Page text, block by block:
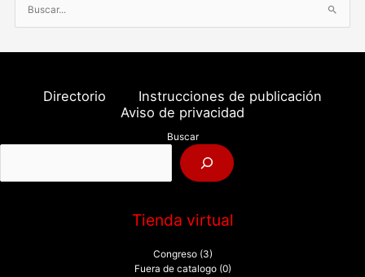
u
s
o
:
Directorio
Instrucciones de publicación
Aviso de privacidad
Buscar
Tienda virtual
Congreso (3)
Fuera de catalogo (0)